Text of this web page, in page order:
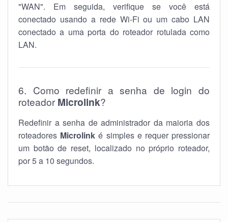
"WAN". Em seguida, verifique se você está
conectado usando a rede Wi-Fi ou um cabo LAN
conectado a uma porta do roteador rotulada como
LAN.
6. Como redefinir a senha de login do
roteadorMicrolink?
Redefinir a senha de administrador da maioria dos
roteadores Microlink é simples e requer pressionar
um botão de reset, localizado no próprio roteador,
por 5 a 10 segundos.